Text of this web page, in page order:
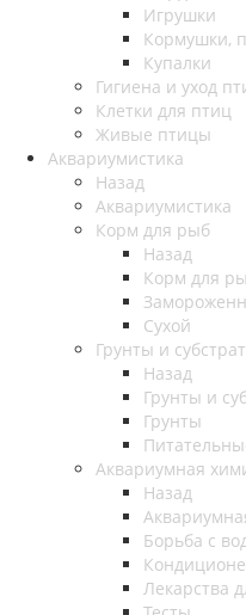
Игрушки
Кормушки,
Купалки
Гигиена и уход
Клетки для птиц
Живые птицы
Аквариумистика
Назад
Аквариумистика
Корм для рыб
Назад
Корм для
Сухой
Грунты и
Назад
Грунты и
Грунты
Аквариумная
Назад
Борьба с
Лекарства